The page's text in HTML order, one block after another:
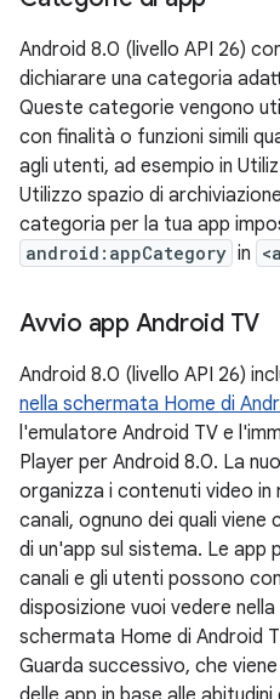
Android 8.0 (livello API 26)
dichiarare una categoria
Queste categorie vengono
con finalità o funzioni simili
agli utenti, ad esempio in
Utilizzo spazio di
categoria per la tua app
android:appCategory in
Avvio app Android TV
Android 8.0 (livello API 26)
nella schermata Home di
l'emulatore Android TV e
Player per Android 8.0. La
organizza i contenuti video
canali, ognuno dei quali
di un'app sul sistema. Le app
canali e gli utenti possono
disposizione vuoi vedere
schermata Home di Android
Guarda successivo, che